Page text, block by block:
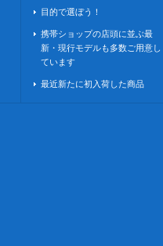
目的で選ぼう！
携帯ショップの店頭に並ぶ最
新・現行モデルも多数ご用意し
ています
最近新たに初入荷した商品